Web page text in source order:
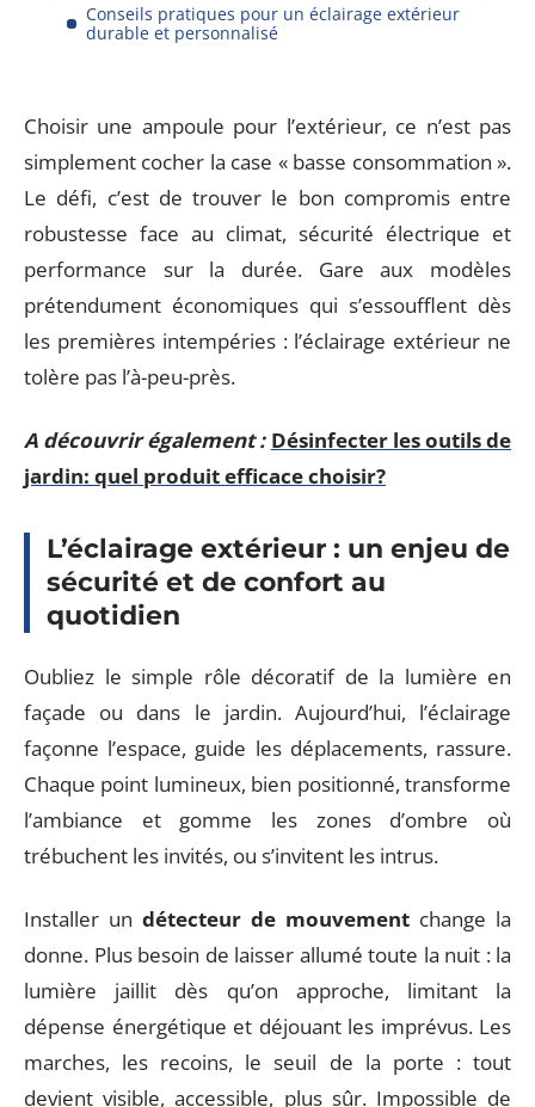
Conseils pratiques pour un éclairage extérieur
durable et personnalisé
Choisir une ampoule pour l’extérieur, ce n’est pas
simplement cocher la case « basse consommation ».
Le défi, c’est de trouver le bon compromis entre
robustesse face au climat, sécurité électrique et
performance sur la durée. Gare aux modèles
prétendument économiques qui s’essoufflent dès
les premières intempéries : l’éclairage extérieur ne
tolère pas l’à-peu-près.
A découvrir également : Désinfecter les outils de
jardin: quel produit efficace choisir?
L’éclairage extérieur : un enjeu de
sécurité et de confort au
quotidien
Oubliez le simple rôle décoratif de la lumière en
façade ou dans le jardin. Aujourd’hui, l’éclairage
façonne l’espace, guide les déplacements, rassure.
Chaque point lumineux, bien positionné, transforme
l’ambiance et gomme les zones d’ombre où
trébuchent les invités, ou s’invitent les intrus.
Installer un détecteur de mouvement change la
donne. Plus besoin de laisser allumé toute la nuit : la
lumière jaillit dès qu’on approche, limitant la
dépense énergétique et déjouant les imprévus. Les
marches, les recoins, le seuil de la porte : tout
devient visible, accessible, plus sûr. Impossible de